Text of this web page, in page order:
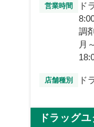
営業時間
ド
調
月
店舗種別 ド
ドラッグ